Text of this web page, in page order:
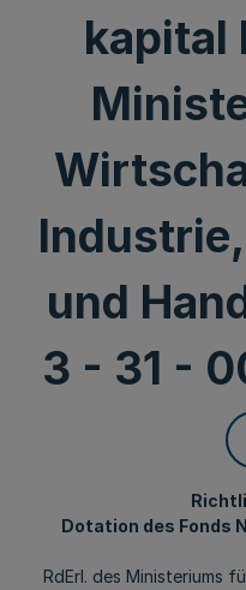
kapital
und
3 - 31 -
Dotation des Fonds
RdErl. des Ministeriums